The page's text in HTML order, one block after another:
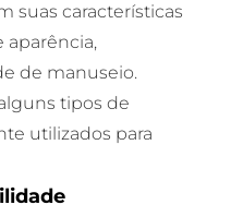
suas características
aparência,
de manuseio.
tipos de
utilizados para